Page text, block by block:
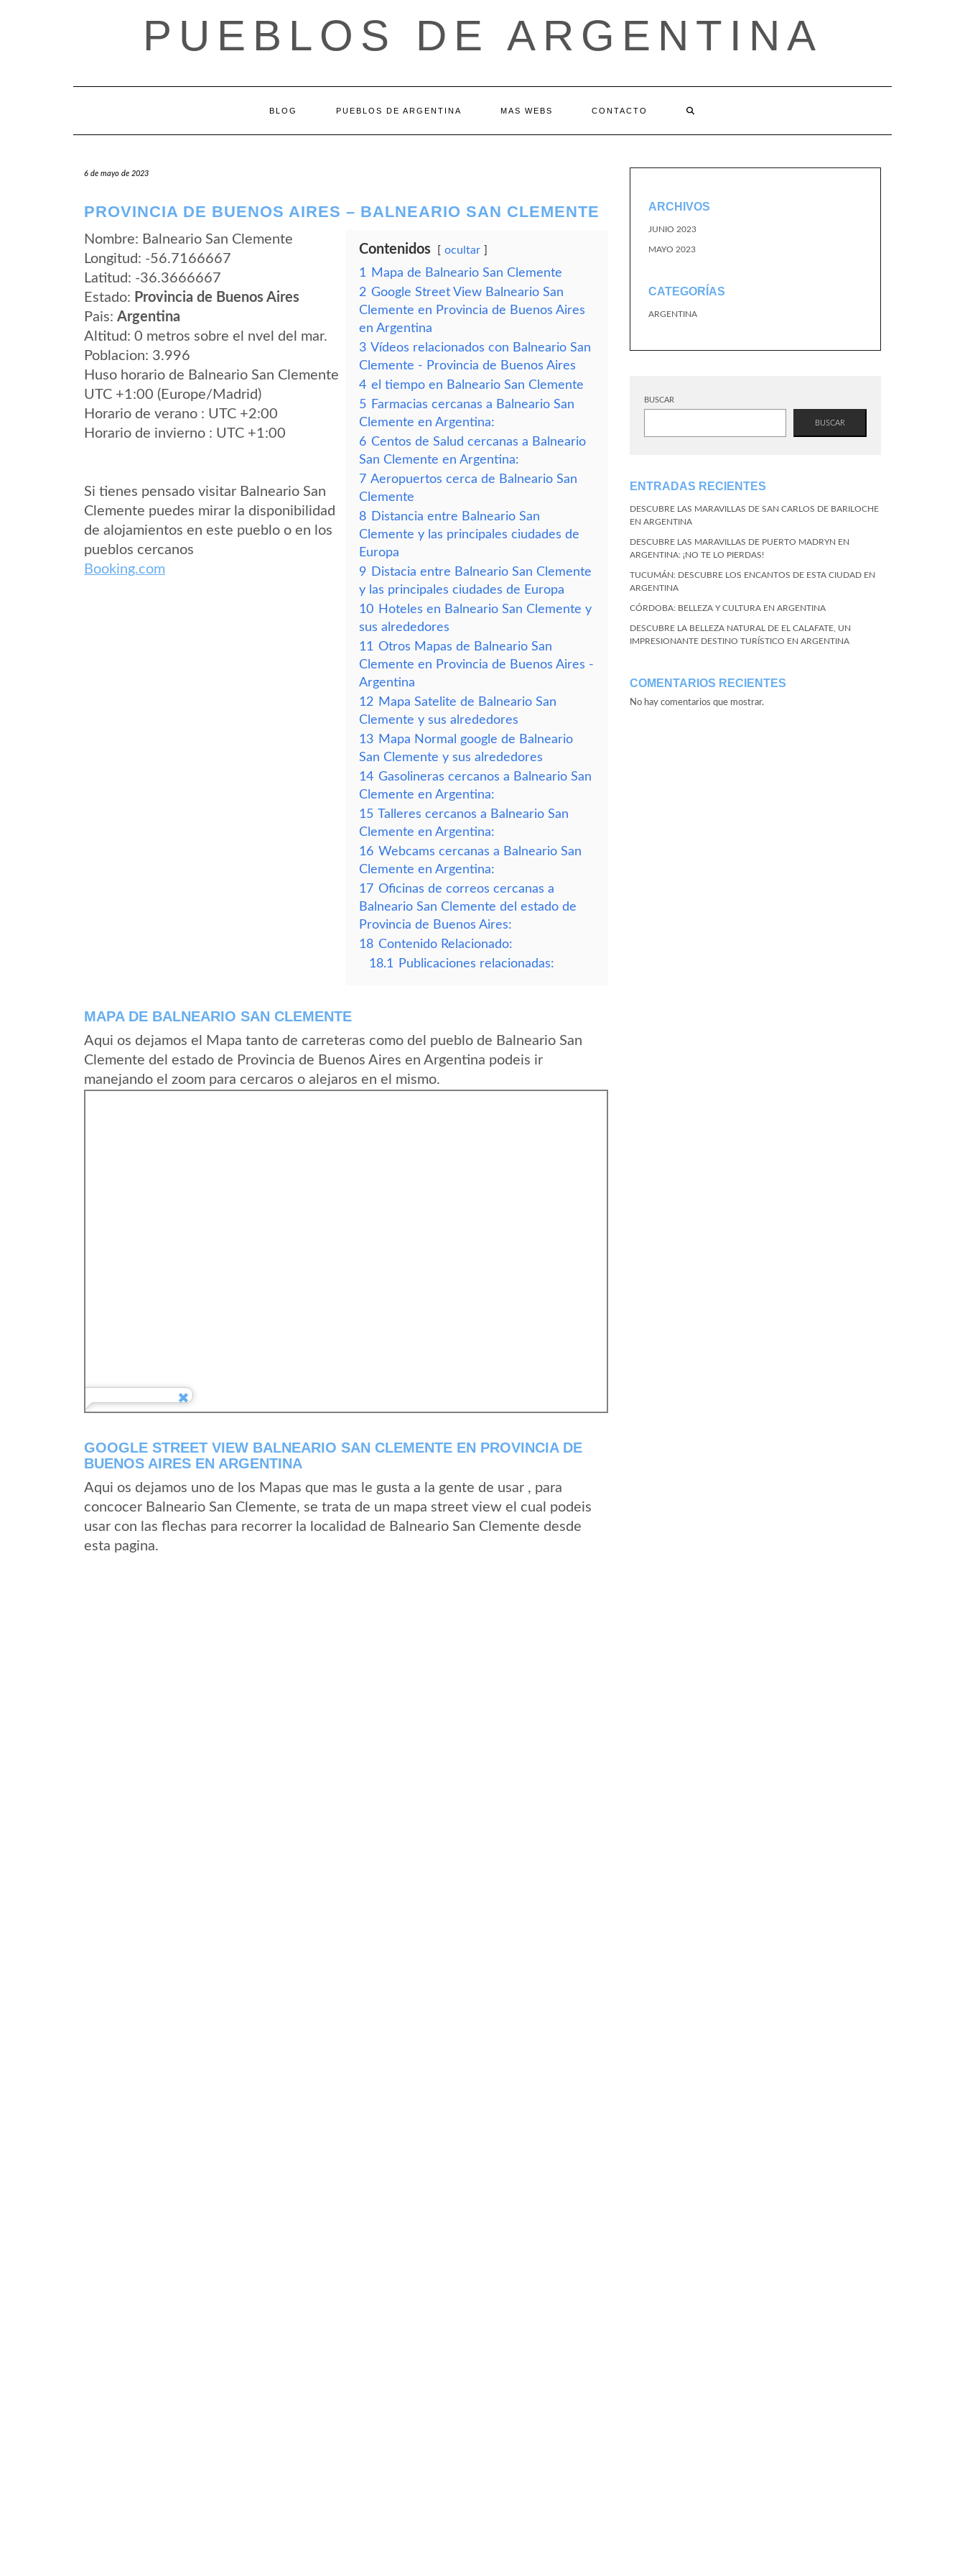
PUEBLOS DE ARGENTINA
BLOG PUEBLOS DE ARGENTINA MAS WEBS CONTACTO
6 de mayo de 2023
PROVINCIA DE BUENOS AIRES – BALNEARIO SAN CLEMENTE
Nombre: Balneario San Clemente
Longitud: -56.7166667
Latitud: -36.3666667
Estado: Provincia de Buenos Aires
Pais: Argentina
Altitud: 0 metros sobre el nvel del mar.
Poblacion: 3.996
Huso horario de Balneario San Clemente
UTC +1:00 (Europe/Madrid)
Horario de verano : UTC +2:00
Horario de invierno : UTC +1:00
Si tienes pensado visitar Balneario San
Clemente puedes mirar la disponibilidad
de alojamientos en este pueblo o en los
pueblos cercanos
Booking.com
Contenidos ocultar
1
Mapa de Balneario San Clemente
2 Google Street View Balneario San
Clemente en Provincia de Buenos Aires
en Argentina
3 Vídeos relacionados con Balneario San
Clemente - Provincia de Buenos Aires
4 el tiempo en Balneario San Clemente
5 Farmacias cercanas a Balneario San
Clemente en Argentina:
6 Centos de Salud cercanas a Balneario
San Clemente en Argentina:
7 Aeropuertos cerca de Balneario San
Clemente
8 Distancia entre Balneario San
Clemente y las principales ciudades de
Europa
9 Distacia entre Balneario San Clemente
y las principales ciudades de Europa
10 Hoteles en Balneario San Clemente y
sus alrededores
11 Otros Mapas de Balneario San
Clemente en Provincia de Buenos Aires -
Argentina
12 Mapa Satelite de Balneario San
Clemente y sus alrededores
13 Mapa Normal google de Balneario
San Clemente y sus alrededores
14 Gasolineras cercanos a Balneario San
Clemente en Argentina:
15 Talleres cercanos a Balneario San
Clemente en Argentina:
16 Webcams cercanas a Balneario San
Clemente en Argentina:
17 Oficinas de correos cercanas a
Balneario San Clemente del estado de
Provincia de Buenos Aires:
18 Contenido Relacionado:
18.1
Publicaciones relacionadas:
MAPA DE BALNEARIO SAN CLEMENTE
Aqui os dejamos el Mapa tanto de carreteras como del pueblo de Balneario San
Clemente del estado de Provincia de Buenos Aires en Argentina podeis ir
manejando el zoom para cercaros o alejaros en el mismo.
GOOGLE STREET VIEW BALNEARIO SAN CLEMENTE EN PROVINCIA DE
BUENOS AIRES EN ARGENTINA
Aqui os dejamos uno de los Mapas que mas le gusta a la gente de usar , para
concocer Balneario San Clemente, se trata de un mapa street view el cual podeis
usar con las flechas para recorrer la localidad de Balneario San Clemente desde
esta pagina.
ARCHIVOS
JUNIO 2023
MAYO 2023
CATEGORÍAS
ARGENTINA
BUSCAR
BUSCAR
ENTRADAS RECIENTES
DESCUBRE LAS MARAVILLAS DE SAN CARLOS DE BARILOCHE
EN ARGENTINA
DESCUBRE LAS MARAVILLAS DE PUERTO MADRYN EN
ARGENTINA: ¡NO TE LO PIERDAS!
TUCUMÁN: DESCUBRE LOS ENCANTOS DE ESTA CIUDAD EN
ARGENTINA
CÓRDOBA: BELLEZA Y CULTURA EN ARGENTINA
DESCUBRE LA BELLEZA NATURAL DE EL CALAFATE, UN
IMPRESIONANTE DESTINO TURÍSTICO EN ARGENTINA
COMENTARIOS RECIENTES
No hay comentarios que mostrar.